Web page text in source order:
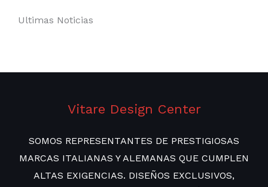
Ultimas Noticias
Vitare Design Center
SOMOS REPRESENTANTES DE PRESTIGIOSAS
MARCAS ITALIANAS Y ALEMANAS QUE CUMPLEN
ALTAS EXIGENCIAS. DISEÑOS EXCLUSIVOS,